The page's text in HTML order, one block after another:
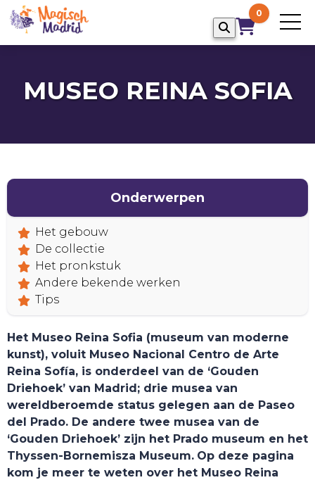
0
MUSEO REINA SOFIA
Onderwerpen
Het gebouw
De collectie
Het pronkstuk
Andere bekende werken
Tips
Het Museo Reina Sofia (museum van moderne
kunst), voluit Museo Nacional Centro de Arte
Reina Sofía, is onderdeel van de ‘Gouden
Driehoek’ van Madrid; drie musea van
wereldberoemde status gelegen aan de Paseo
del Prado. De andere twee musea van de
‘Gouden Driehoek’ zijn het Prado museum en het
Thyssen-Bornemisza Museum. Op deze pagina
kom je meer te weten over het Museo Reina